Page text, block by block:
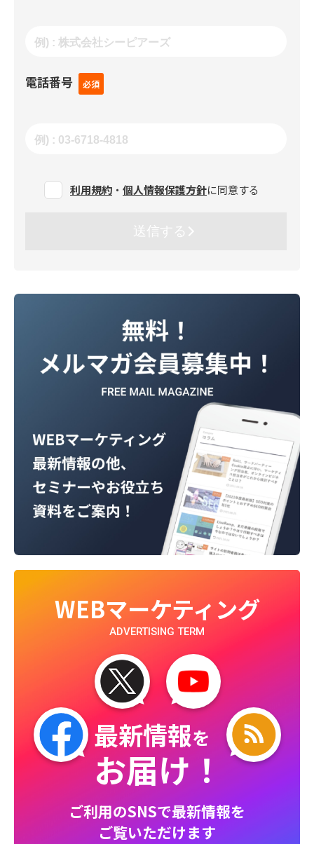
電話番号
利用規約 ・ 個人情報保護方針に同意する
WEBマーケティング
ADVERTISING TERM
最新情報を
お届け！
ご利用のSNSで最新情報を
ご覧いただけます